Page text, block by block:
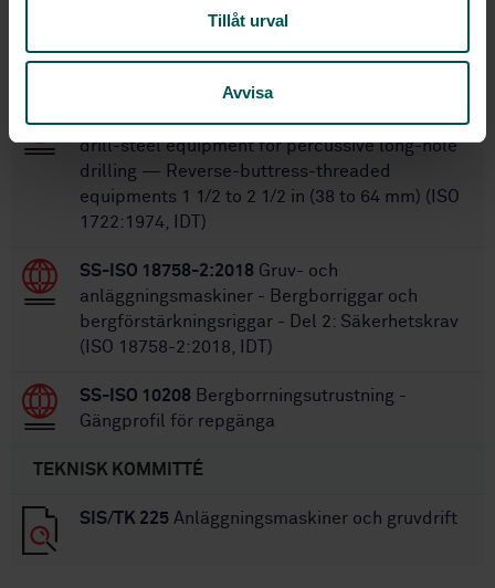
Tillåt urval
Avvisa
Inom samma område
SS-ISO 1722:2020Rock drilling — Extension
drill-steel equipment for percussive long-hole
drilling — Reverse-buttress-threaded
equipments 1 1/2 to 2 1/2 in (38 to 64 mm) (ISO
1722:1974, IDT)
SS-ISO 18758-2:2018 Gruv- och
anläggningsmaskiner - Bergborriggar och
bergförstärkningsriggar - Del 2: Säkerhetskrav
(ISO 18758-2:2018, IDT)
SS-ISO 10208 Bergborrningsutrustning -
Gängprofil för repgänga
TEKNISK KOMMITTÉ
SIS/TK 225 Anläggningsmaskiner och gruvdrift